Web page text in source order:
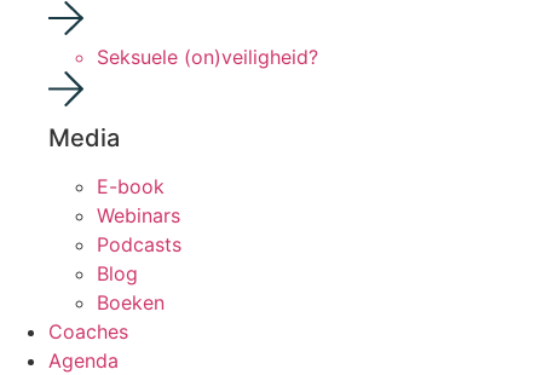
Seksuele (on)veiligheid?
Media
E-book
Webinars
Podcasts
Blog
Boeken
Coaches
Agenda